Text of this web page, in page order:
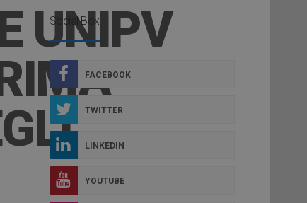
UNIPV
Social Box
FACEBOOK
TWITTER
LINKEDIN
YOUTUBE